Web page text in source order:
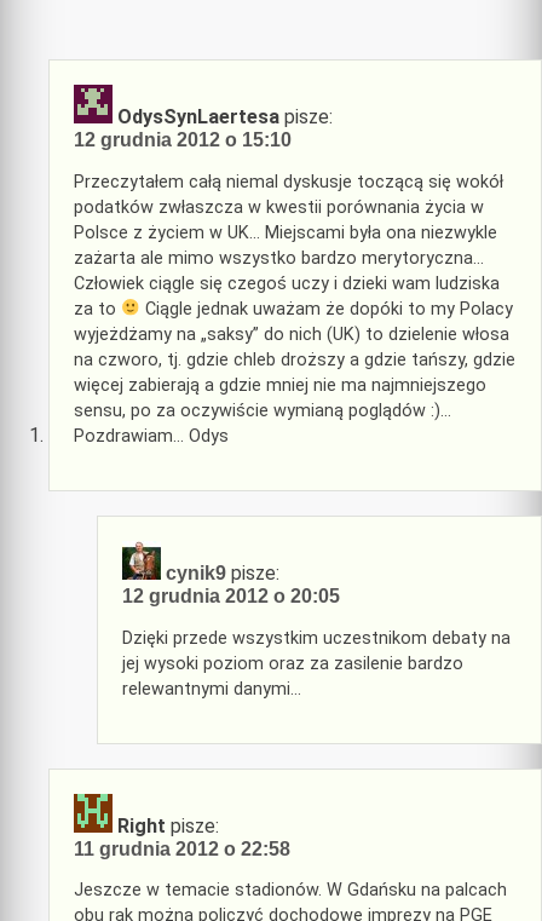
OdysSynLaertesa pisze:
12 grudnia 2012 o 15:10
Przeczytałem całą niemal dyskusje toczącą się wokół
podatków zwłaszcza w kwestii porównania życia w
Polsce z życiem w UK… Miejscami była ona niezwykle
zażarta ale mimo wszystko bardzo merytoryczna…
Człowiek ciągle się czegoś uczy i dzieki wam ludziska
za to
Ciągle jednak uważam że dopóki to my Polacy
wyjeżdżamy na „saksy” do nich (UK) to dzielenie włosa
na czworo, tj. gdzie chleb droższy a gdzie tańszy, gdzie
więcej zabierają a gdzie mniej nie ma najmniejszego
sensu, po za oczywiście wymianą poglądów :)…
Pozdrawiam… Odys
cynik9 pisze:
12 grudnia 2012 o 20:05
Dzięki przede wszystkim uczestnikom debaty na
jej wysoki poziom oraz za zasilenie bardzo
relewantnymi danymi…
Right pisze:
11 grudnia 2012 o 22:58
Jeszcze w temacie stadionów. W Gdańsku na palcach
obu rąk można policzyć dochodowe imprezy na PGE